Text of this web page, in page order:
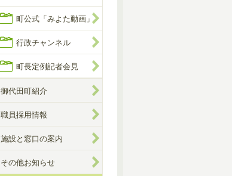
町公式「みよた動画」
行政チャンネル
町長定例記者会見
御代田町紹介
職員採用情報
施設と窓口の案内
その他お知らせ